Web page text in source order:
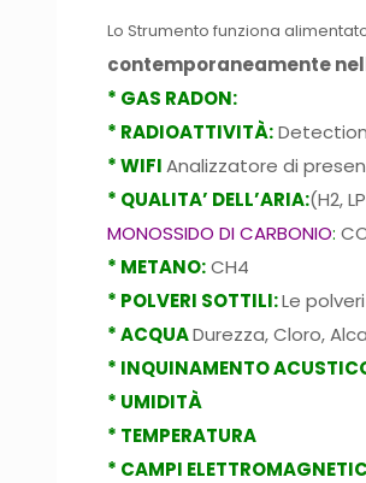
Lo Strumento funziona
contemporaneamente
* GAS RADON:
* RADIOATTIVITÀ:
* WIFIAnalizzatore di
* QUALITA’ DELL’ARIA:(H2,
MONOSSIDO DI CARBONIO:
* METANO: CH4
* POLVERI SOTTILI:Le
* ACQUADurezza, Cloro,
* INQUINAMENTO
* UMIDITÀ
* TEMPERATURA
* CAMPI